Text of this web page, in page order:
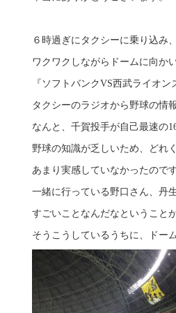
６時過ぎにタクシーに乗り込み
ワクワクしながらドームに向か
『ソフトバンクVS西武ライオン
タクシーのラジオから野球の情
なんと、千賀投手が自己最速の
野球の知識が乏しいため、どれ
あまり実感していなかったのです
一緒に行っている野口さん、丹
すごいことなんだなということ
そうこうしているうちに、ドー